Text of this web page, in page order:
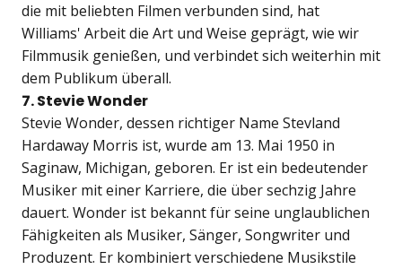
die mit beliebten Filmen verbunden sind, hat
Williams' Arbeit die Art und Weise geprägt, wie wir
Filmmusik genießen, und verbindet sich weiterhin mit
dem Publikum überall.
7. Stevie Wonder
Stevie Wonder, dessen richtiger Name Stevland
Hardaway Morris ist, wurde am 13. Mai 1950 in
Saginaw, Michigan, geboren. Er ist ein bedeutender
Musiker mit einer Karriere, die über sechzig Jahre
dauert. Wonder ist bekannt für seine unglaublichen
Fähigkeiten als Musiker, Sänger, Songwriter und
Produzent. Er kombiniert verschiedene Musikstile